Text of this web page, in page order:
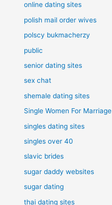
online dating sites
polish mail order wives
polscy bukmacherzy
public
senior dating sites
sex chat
shemale dating sites
Single Women For Marriage
singles dating sites
singles over 40
slavic brides
sugar daddy websites
sugar dating
thai dating sites